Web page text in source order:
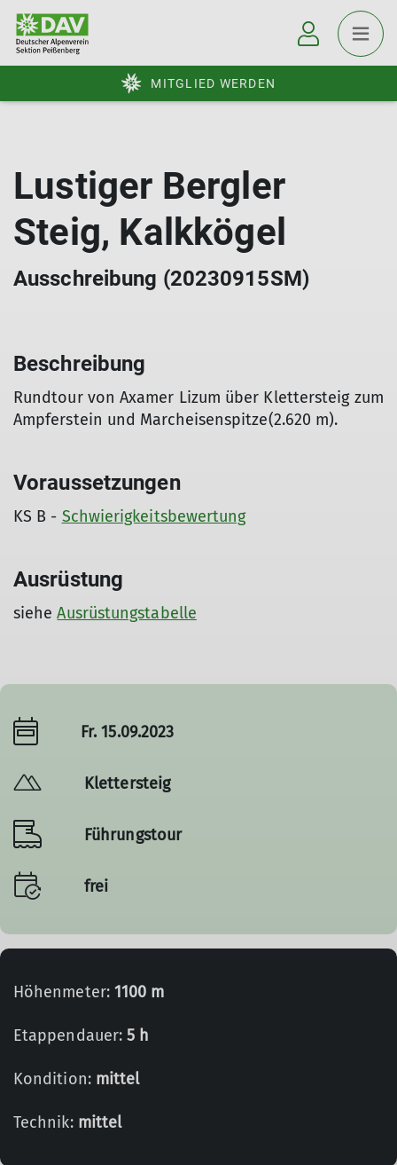
MITGLIED WERDEN
Lustiger Bergler
Steig, Kalkkögel
Ausschreibung (20230915SM)
Beschreibung
Rundtour von Axamer Lizum über Klettersteig zum
Ampferstein und Marcheisenspitze(2.620 m).
Voraussetzungen
KS B - Schwierigkeitsbewertung
Ausrüstung
sieheAusrüstungstabelle
Fr. 15.09.2023
Klettersteig
Führungstour
frei
Höhenmeter: 1100 m
Etappendauer:5 h
Kondition: mittel
Technik: mittel